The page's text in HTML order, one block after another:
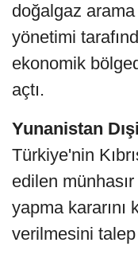
doğalgaz arama
yönetimi
ekonomik
açtı.
Yunanistan
Türkiye'nin
edilen
yapma kararını
verilmesini